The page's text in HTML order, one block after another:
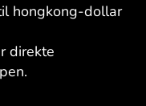
hongkong-dollar
direkte